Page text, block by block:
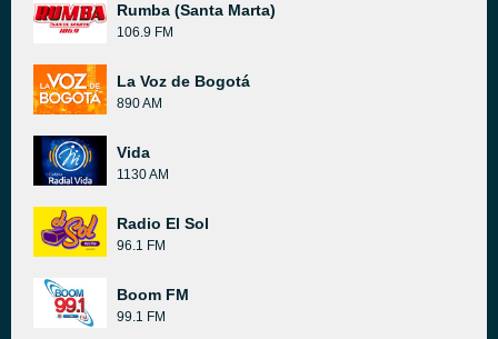
Rumba (Santa Marta)
106.9 FM
La Voz de Bogotá
890 AM
Vida
1130 AM
Radio El Sol
96.1 FM
Boom FM
99.1 FM